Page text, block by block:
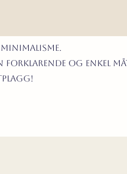
forklarende og enkel